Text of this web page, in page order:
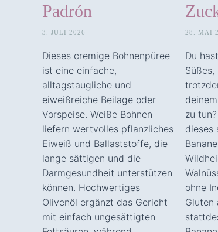
Padrón
3. JULI 2026
Dieses cremige Bohnenpüree
ist eine einfache,
alltagstaugliche und
eiweißreiche Beilage oder
Vorspeise. Weiße Bohnen
liefern wertvolles pflanzliches
Eiweiß und Ballaststoffe, die
lange sättigen und die
Darmgesundheit unterstützen
können. Hochwertiges
Olivenöl ergänzt das Gericht
mit einfach ungesättigten
28. MAI
Du
zu
dieses
ohne
Gluten